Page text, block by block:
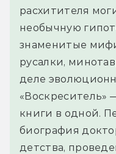
расхитителя
необычную
знаменитые
русалки,
деле
«Воскреситель»
книги в одной.
биография
детства,